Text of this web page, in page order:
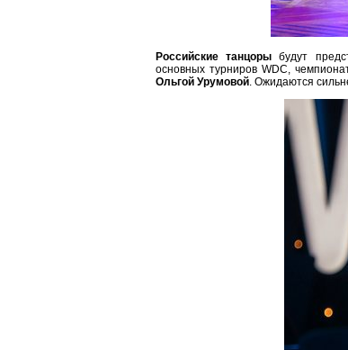
Российские танцоры будут
основных турниров WDC,
Ольгой Урумовой. Ожидаются